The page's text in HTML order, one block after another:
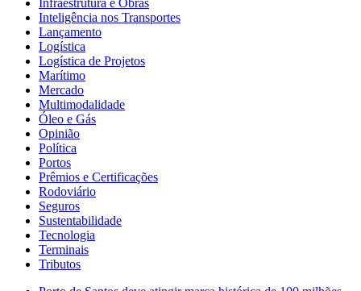
Infraestrutura e Obras
Inteligência nos Transportes
Lançamento
Logística
Logística de Projetos
Marítimo
Mercado
Multimodalidade
Óleo e Gás
Opinião
Política
Portos
Prêmios e Certificações
Rodoviário
Seguros
Sustentabilidade
Tecnologia
Terminais
Tributos